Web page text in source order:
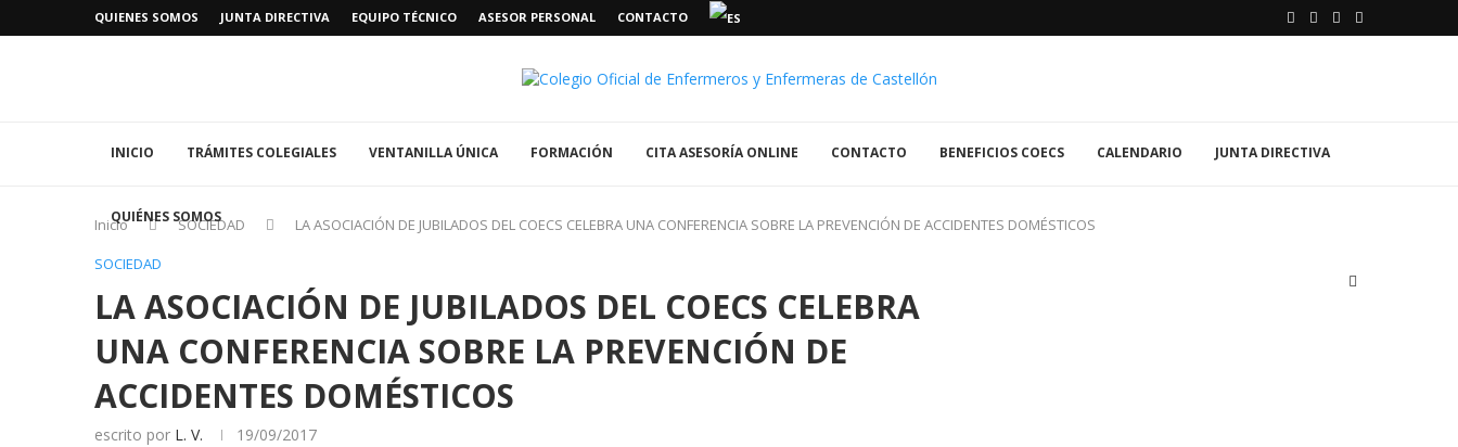
QUIENES SOMOS JUNTA DIRECTIVA EQUIPO TÉCNICO ASESOR PERSONAL CONTACTO
INICIO TRÁMITES COLEGIALES VENTANILLA ÚNICA FORMACIÓN CITA ASESORÍA ONLINE CONTACTO BENEFICIOS COECS CALENDARIO JUNTA DIRECTIVA
QUIÉNES SOMOS
Inicio SOCIEDAD
LA ASOCIACIÓN DE JUBILADOS DEL COECS CELEBRA UNA CONFERENCIA SOBRE LA PREVENCIÓN DE ACCIDENTES DOMÉSTICOS
SOCIEDAD
LA ASOCIACIÓN DE JUBILADOS DEL COECS CELEBRA
UNA CONFERENCIA SOBRE LA PREVENCIÓN DE
ACCIDENTES DOMÉSTICOS
escrito por L. V. 19/09/2017